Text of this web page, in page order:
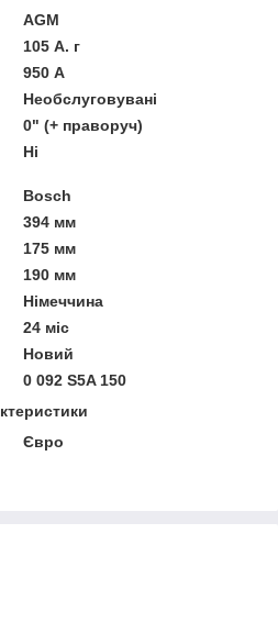
AGM
105 А. г
950 А
Необслуговувані
0" (+ праворуч)
Ні
Bosch
394 мм
175 мм
190 мм
Німеччина
24 міс
Новий
0 092 S5A 150
Євро